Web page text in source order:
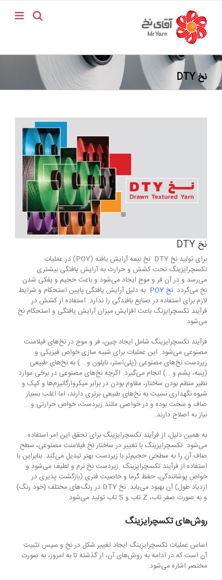
رفتن
محتوا
نخ DTY
نخ DTY
برای تولید نخ DTY نخ نیمه آرایش یافته (POY) در عملیات
تکسچرایزینگ تحت کشش و حرارت به آرایش یافتگی بیشتری
می‎‌رسد و در آن فر و موج ایجاد می‌شود و باعث حجیم و پفکی شدن
نخ می‌گردد. نخ POY
به دلیل آرایش یافتگی پایین استحکام و شرایط
لازم برای استفاده در صنایع بافندگی را ندارد. استفاده از کشش در
فرآیند تکسچرایزنگ باعث افزایش میزان آرایش یافتگی و استحکام نخ
می‌شود.
فرآیند تکسچرایزینگ شامل ایجاد چین، فر و موج در نخ‌های فیلامنت
مصنوعی می‌شود. این عملیات برای شبیه سازی خواص فیزیکی و
زیردست نخ‌های مصنوعی (پلی‌استر، نایلون و …) به نخ‌های طبیعی
(پنبه، پشم و …) انجام می‌گیرد. اگرچه نخ‎‌های مصنوعی در برخی موارد
نظیر منظم بودن ساختار، مقاوم بودن در برابر میکروارگانیزم‌ها و کپک و
شیوه نگهداری نسبت به نخ‌های طبیعی برتری دارند، اما اغلب بسیار
صاف و سخت بوده و در خواصی مانند زیردست، خواص حرارتی و …
نیاز به اصلاح دارند.
به همین دلیل، از فرآیند تکسچرایزینگ برای تحقق این امر استفاده
می‌شود. تکسچرایزینگ با تغییر در ساختار نخ فیلامنت مصنوعی، سطح
صاف آن را به سطحی حجیم‌تر با زیردست بهتر تبدیل می‌کند. بنابراین با
استفاده از فرآیند تکسچرایزینگ زیردست نخ نرم و لطیف می‌شود و
خواص پوشانندگی، حفظ گرما و خاصیت فنری (بازگشت پذیری در
ازدیاد طول) آن بهبود می‌یابد. نخ DTY در رنگ‌های مختلف (خود رنگ)
و به صورت صفر تاب، Z تاب و S تاب تولید می‌شود.
روش‌های تکسچرایزینگ
اساس عملیات تکسچرایزینگ ایجاد تغییر شکل در نخ و سپس تثبیت
آن است که در ادامه به روش‌های آن، از گذشته تا به امروز، به صورت
مختصر اشاره می‌شود: